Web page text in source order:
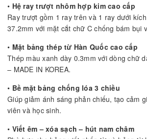
• Hệ ray trượt nhôm hợp kim cao cấp
Ray trượt gồm 1 ray trên và 1 ray dưới
37.2mm với mặt cắt chữ C chống bám bụi
• Mặt bảng thép từ Hàn Quốc cao cấp
Thép màu xanh dày 0.3mm với dòng chữ
– MADE IN KOREA.
• Bề mặt bảng chống lóa 3 chiều
Giúp giảm ánh sáng phản chiếu, tạo cảm
viên và học sinh.
• Viết êm – xóa sạch – hút nam châm